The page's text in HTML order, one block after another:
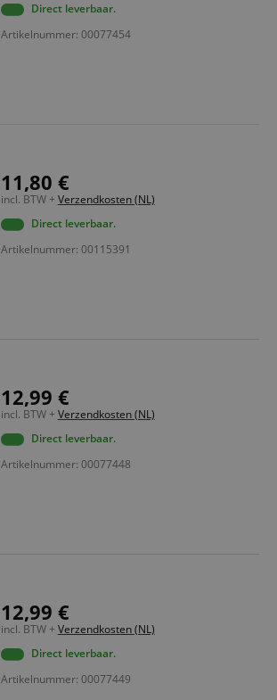
Direct leverbaar.
Artikelnummer: 00077454
11,80 €
incl. BTW + Verzendkosten (NL)
Direct leverbaar.
Artikelnummer: 00115391
12,99 €
incl. BTW + Verzendkosten (NL)
Direct leverbaar.
Artikelnummer: 00077448
12,99 €
incl. BTW + Verzendkosten (NL)
Direct leverbaar.
Artikelnummer: 00077449